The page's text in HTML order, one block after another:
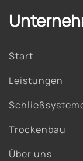
Start
Leistungen
Trockenbau
Über uns